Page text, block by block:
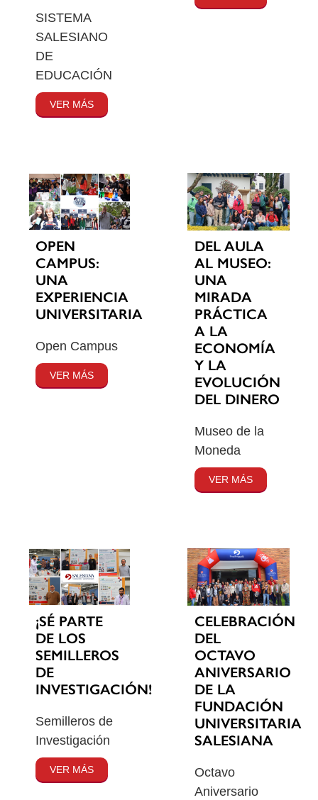
SISTEMA
SALESIANO
DE
EDUCACIÓN
VER MÁS
OPEN
CAMPUS:
UNA
EXPERIENCIA
UNIVERSITARIA
Open Campus
VER MÁS
DEL AULA
AL MUSEO:
UNA
MIRADA
PRÁCTICA
A LA
ECONOMÍA
Y LA
EVOLUCIÓN
DEL DINERO
Museo de la
Moneda
VER MÁS
¡SÉ PARTE
DE LOS
SEMILLEROS
DE
INVESTIGACIÓN!
Semilleros de
Investigación
VER MÁS
CELEBRACIÓN
DEL
OCTAVO
ANIVERSARIO
DE LA
FUNDACIÓN
UNIVERSITARIA
SALESIANA
Octavo
Aniversario